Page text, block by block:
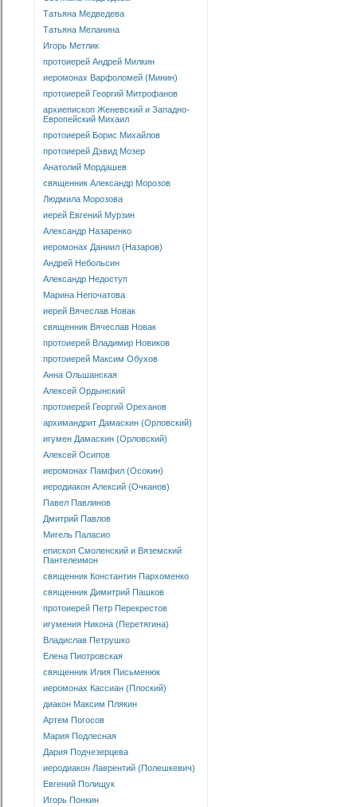
Татьяна Медведева
Татьяна Меланина
Игорь Метлик
протоиерей Андрей Милкин
иеромонах Варфоломей (Минин)
протоиерей Георгий Митрофанов
архиепископ Женевский и Западно-
Европейский Михаил
протоиерей Борис Михайлов
протоиерей Дэвид Мозер
Анатолий Мордашев
священник Александр Морозов
Людмила Морозова
иерей Евгений Мурзин
Александр Назаренко
иеромонах Даниил (Назаров)
Андрей Небольсин
Александр Недоступ
Марина Непочатова
иерей Вячеслав Новак
священник Вячеслав Новак
протоиерей Владимир Новиков
протоиерей Максим Обухов
Анна Ольшанская
Алексей Ордынский
протоиерей Георгий Ореханов
архимандрит Дамаскин (Орловский)
игумен Дамаскин (Орловский)
Алексей Осипов
иеромонах Памфил (Осокин)
иеродиакон Алексий (Очканов)
Павел Павлинов
Дмитрий Павлов
Мигель Паласио
епископ Смоленский и Вяземский
Пантелеимон
священник Константин Пархоменко
священник Димитрий Пашков
протоиерей Петр Перекрестов
игумения Никона (Перетягина)
Владислав Петрушко
Елена Пиотровская
священник Илия Письменюк
иеромонах Кассиан (Плоский)
диакон Максим Плякин
Артем Погосов
Мария Подлесная
Дария Подчезерцева
иеродиакон Лаврентий (Полешкевич)
Евгений Полищук
Игорь Понкин